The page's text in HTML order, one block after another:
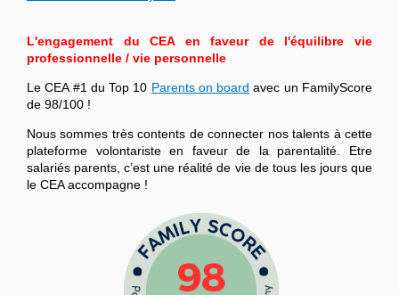
L'engagement du CEA en faveur de l'équilibre vie
professionnelle / vie personnelle
Le CEA #1 du Top 10 Parents on board avec un FamilyScore
de 98/100 !
Nous sommes très contents de connecter nos talents à cette
plateforme volontariste en faveur de la parentalité. Etre
salariés parents, c’est une réalité de vie de tous les jours que
le CEA accompagne !